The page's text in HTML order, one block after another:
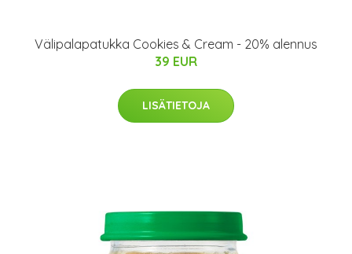
Välipalapatukka Cookies & Cream - 20% alennus
39 EUR
LISÄTIETOJA